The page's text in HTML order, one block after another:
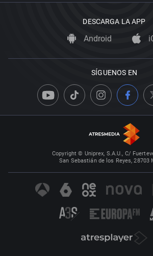
DESCARGA LA APP
Android
SÍGUENOS EN
Copyright © Uniprex, S.A.U., C/
San Sebastián de los Reyes, 28703